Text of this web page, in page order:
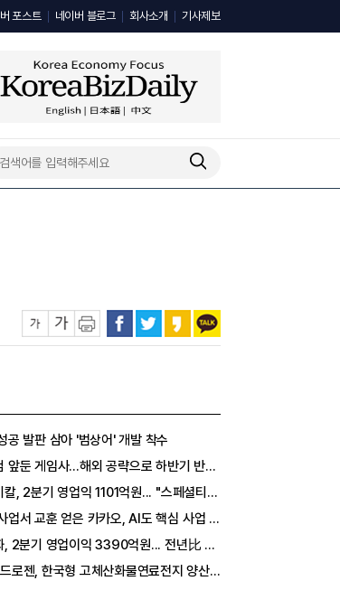
포스트 네이버 블로그 회사소개 기사제보
공 발판 삼아 '범상어' 개발 착수
둔 게임사…해외 공략으로 하반기 반등 꾀한다
, 2분기 영업익 1101억원... "스페셜티 전환 가속"
서 교훈 얻은 카카오, AI도 핵심 사업 '선택과 집중'
분기 영업이익 3390억원... 전년比 419% 급증
젠, 한국형 고체산화물연료전지 양산체계 구축